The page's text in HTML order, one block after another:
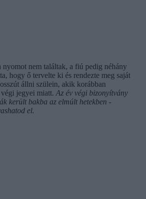
nyomot nem találtak, a fiú pedig néhány
hogy ő tervelte ki és rendezte meg saját
állni szülein, akik korábban
jegyei miatt. Az év végi bizonyítvány
került bakba az elmúlt hetekben -
el.